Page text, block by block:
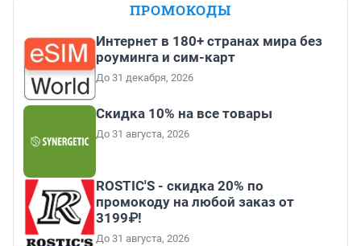
ПРОМОКОДЫ
Интернет в 180+ странах мира без
роуминга и сим-карт
До 31 декабря, 2026
Скидка 10% на все товары
До 31 августа, 2026
ROSTIC'S - скидка 20% по
промокоду на любой заказ от
3199₽!
До 31 августа, 2026